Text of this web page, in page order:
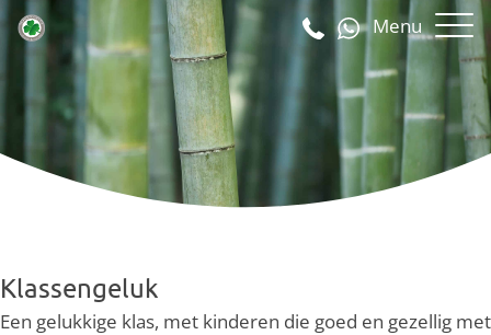
Menu
Klassengeluk
Een gelukkige klas, met kinderen die goed en gezellig met